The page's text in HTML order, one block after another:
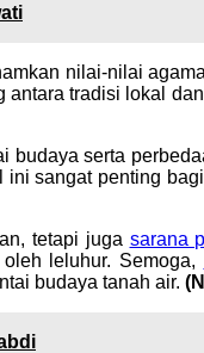
nilai-nilai
tradisi lokal
budaya serta
sangat penting
tetapi juga sarana
leluhur. Semoga,
budaya tanah air.